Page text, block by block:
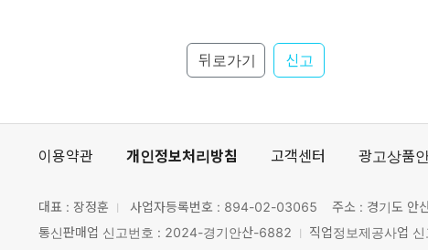
뒤로가기 신고
이용약관 개인정보처리방침 고객센터 광고상품
대표 : 장정훈 사업자등록번호 : 894-02-03065
주소 : 경기도 안
통신판매업 신고번호 : 2024-경기안산-6882
직업정보제공사업